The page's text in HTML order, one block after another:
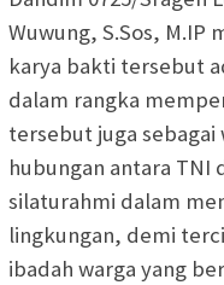
Wuwung, S.Sos, M.IP
karya bakti tersebut
dalam rangka
tersebut juga
hubungan antara TNI
silaturahmi dalam
lingkungan, demi
ibadah warga yang